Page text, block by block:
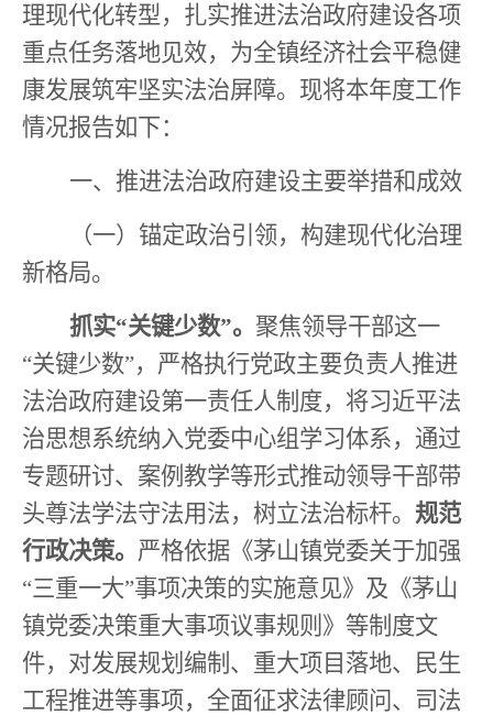
理现代化转型，扎实推进法治政府建设各项
重点任务落地见效，为全镇经济社会平稳健
康发展筑牢坚实法治屏障。现将本年度工作
情况报告如下：
一、 推进法治政府建设主要举措和成效
（一）锚定政治引领，构建现代化治理
新格局。
抓实“关键少数”。 聚焦领导干部这一
“关键少数”，严格执行党政主要负责人推进
法治政府建设第一责任人制度，将习近平法
治思想系统纳入党委中心组学习体系，通过
专题研讨、案例教学等形式推动领导干部带
头尊法学法守法用法，树立法治标杆。 规范
行政决策。 严格依据《茅山镇党委关于加强
“三重一大”事项决策的实施意见》及《茅山
镇党委决策重大事项议事规则》等制度文
件，对发展规划编制、重大项目落地、民生
工程推进等事项，全面征求法律顾问、司法